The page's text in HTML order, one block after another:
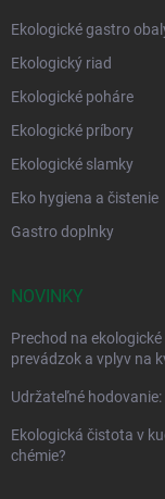
Ekologické gastro
Ekologický riad
Ekologické poháre
Ekologické príbory
Ekologické slamky
Eko hygiena a čistenie
Gastro doplnky
NOVINKY
Prechod na
prevádzok a vplyv na
Udržateľné
Ekologická čistota v
chémie?